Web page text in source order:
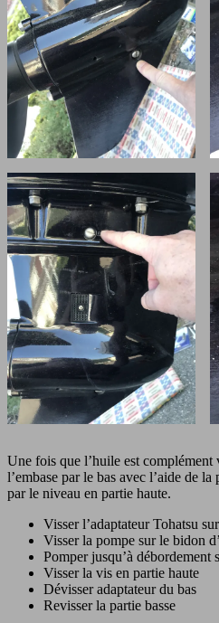
Une fois que l’huile est
l’embase par le bas avec l’aide de
par le niveau en partie haute.
Visser l’adaptateur Tohatsu
Visser la pompe sur le bidon
Pomper jusqu’à débordement
Visser la vis en partie haute
Dévisser adaptateur du bas
Revisser la partie basse